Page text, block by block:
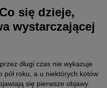
się dzieje,
wystarczającej
długi czas nie wykazuje
pół roku, a u niektórych kotów
się pierwsze objawy.